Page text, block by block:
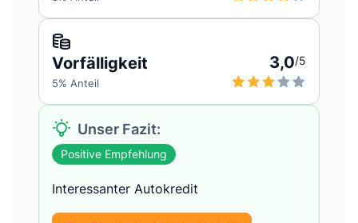
Vorfälligkeit 3,0/5
5% Anteil
Unser Fazit:
Positive Empfehlung
Interessanter Autokredit